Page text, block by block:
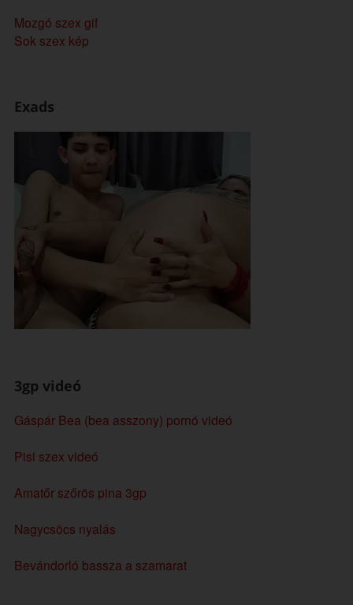
Mozgó szex gif
Sok szex kép
Exads
3gp videó
Gáspár Bea (bea asszony) pornó videó
Pisi szex videó
Amatőr szőrös pina 3gp
Nagycsöcs nyalás
Bevándorló bassza a szamarat